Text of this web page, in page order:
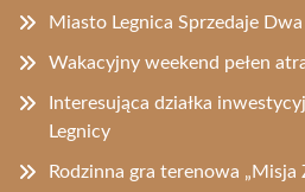
Miasto Legnica Sprzedaje
Wakacyjny weekend pełen
Interesująca działka
Legnicy
Rodzinna gra terenowa „Misja